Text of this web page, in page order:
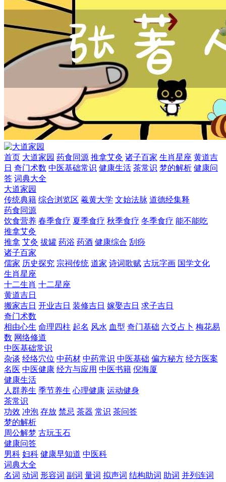
首页 大道家园 药食同源 推拿艾灸 诸子百家 生肖星座 黄道吉
日 奇门术数 中医基础常识 健康生活 茶常识 梦的解析 健康问
答 词典大全
大道家园
传统典籍 综合浏览区 羲黄大学 文始法脉 道德经集释
药食同源
饮食营养 春季食疗 夏季食疗 秋季食疗 冬季食疗 能不能吃
推拿艾灸
推拿 艾灸 拔罐 药浴 药酒 健康综合 刮痧
诸子百家
儒家 历史探究 宗祠传统 道家 诗词歌赋 古玩字画 国学文化
生肖星座
十二生肖 十二星座
黄道吉日
搬家吉日 开业吉日 装修吉日 嫁娶吉日 求子吉日
奇门术数
相由心生 命理四柱 起名 风水 血型 奇门基础 六爻占卜 梅花易
数 网络修道
中医基础常识
杂谈 经络穴位 中药材 中药常识 中医基础 偏方秘方 经方医案
名医 中医健康 经方与应用 中医书籍 倪海厦
健康生活
人群养生 季节养生 心理健康 运动健身
茶常识
功效 冲泡 存放 禁忌 茶器 常识 茶问答
梦的解析
周公解梦 古玩玉石
健康问答
男科 妇科 健康早知道 中医科
词典大全
名词 动词 形容词 副词 量词 拟声词 结构助词 助词 并列连词